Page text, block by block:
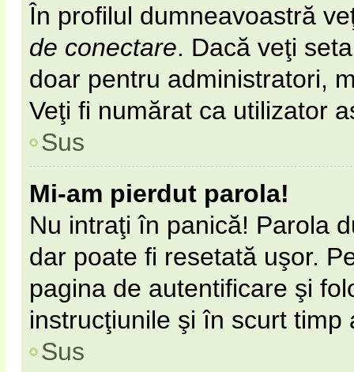
În profilul dumneavoastră
de conectare. Dacă veţi
doar pentru administratori,
Veţi fi numărat ca utilizator
Sus
Mi-am pierdut parola!
Nu intraţi în panică! Parola
dar poate fi resetată uşor.
pagina de autentificare şi
instrucţiunile şi în scurt
Sus